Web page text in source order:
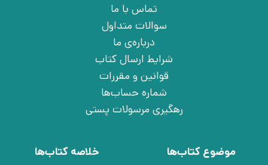
تماس با ما
سوالات متداول
درباره‌ی ما
شرایط ارسال کتاب
قوانین و مقررات
شماره حساب‌ها
رهگیری مرسولات پستی
موضوع کتاب‌ها
خلاصه کتاب‌ها